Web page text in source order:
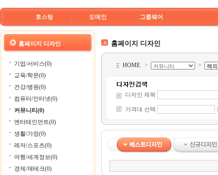
호스팅 도메인 그룹웨어
홈페이지 디자인
기업/서비스(0)
교육/학문(0)
건강/병원(0)
컴퓨터/인터넷(0)
커뮤니티(0)
엔터테인먼트(0)
생활/가정(0)
레저/스포츠(0)
여행/세계정보(0)
경제/재테크(0)
홈페이지 디자인
HOME > >
디자인 제목
가격대 선택